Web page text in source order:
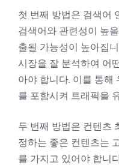
첫 번째 방법은 검색어
검색어와 관련성이 높
출될 가능성이 높아집
시장을 잘 분석하여 어
아야 합니다. 이를 통해
를 포함시켜 트래픽을
두 번째 방법은 컨텐츠
정하는 좋은 컨텐츠는
를 가지고 있어야 합니